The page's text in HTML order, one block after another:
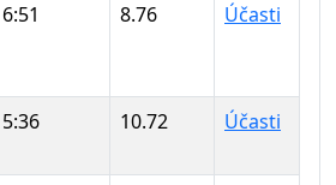
6:51 8.76 Účasti
5:36 10.72 Účasti